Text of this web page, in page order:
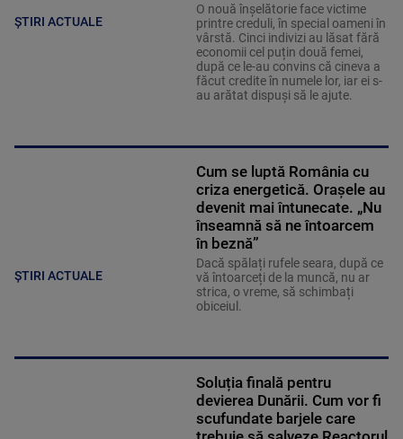
ȘTIRI ACTUALE
O nouă înșelătorie face victime
printre creduli, în special oameni în
vârstă. Cinci indivizi au lăsat fără
economii cel puțin două femei,
după ce le-au convins că cineva a
făcut credite în numele lor, iar ei s-
au arătat dispuși să le ajute.
ȘTIRI ACTUALE
Cum se luptă România cu
criza energetică. Orașele au
devenit mai întunecate. „Nu
înseamnă să ne întoarcem
în beznă”
Dacă spălați rufele seara, după ce
vă întoarceți de la muncă, nu ar
strica, o vreme, să schimbați
obiceiul.
Soluția finală pentru
devierea Dunării. Cum vor fi
scufundate barjele care